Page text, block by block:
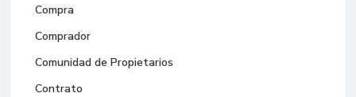
Compra
Comprador
Comunidad de Propietarios
Contrato